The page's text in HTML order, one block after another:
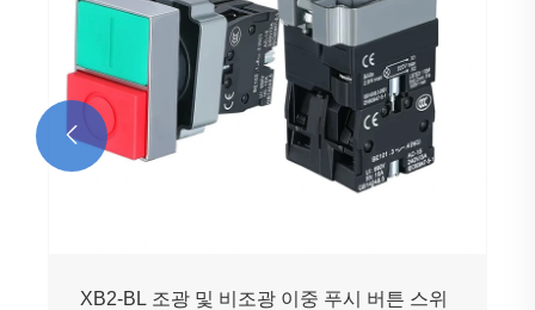
XB2-BL 조광 및 비조광 이중 푸시 버튼 스위
